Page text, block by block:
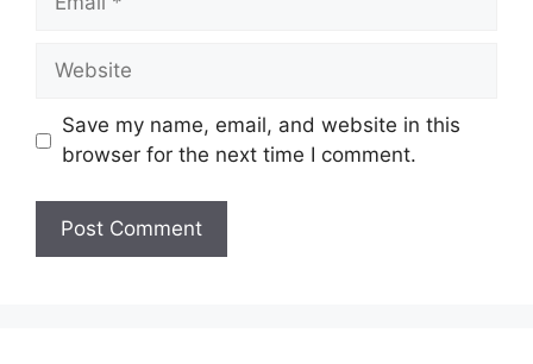
Website
Save my name, email, and website in this
browser for the next time I comment.